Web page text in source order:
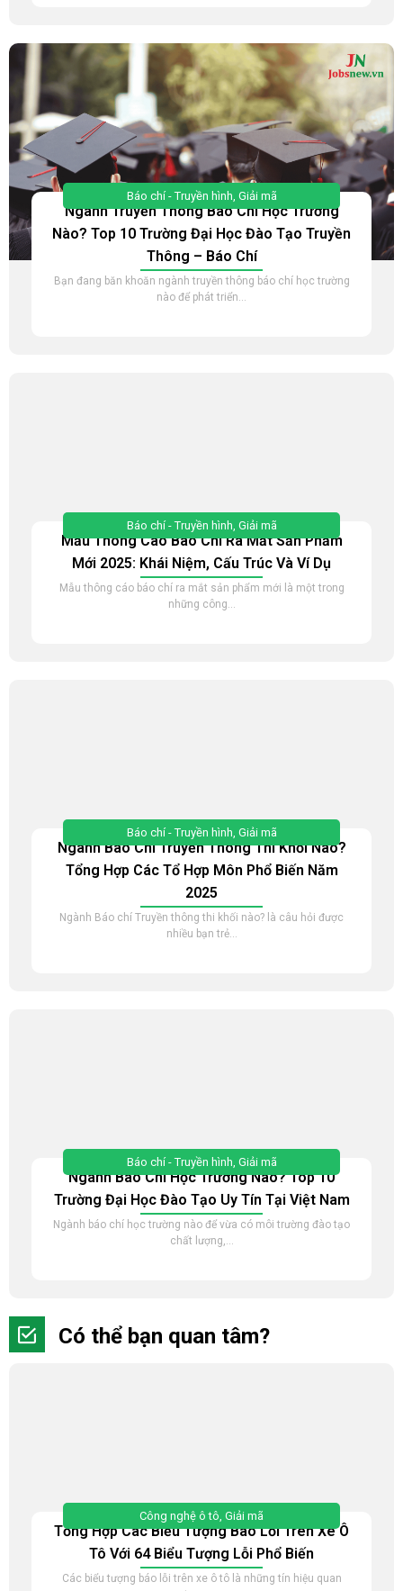
Báo chí - Truyền hình, Giải mã
Ngành Truyền Thông Báo Chí Học Trường
Nào? Top 10 Trường Đại Học Đào Tạo Truyền
Thông – Báo Chí
Bạn đang băn khoăn ngành truyền thông báo chí học trường
nào để phát triển...
Báo chí - Truyền hình, Giải mã
Mẫu Thông Cáo Báo Chí Ra Mắt Sản Phẩm
Mới 2025: Khái Niệm, Cấu Trúc Và Ví Dụ
Mẫu thông cáo báo chí ra mắt sản phẩm mới là một trong
những công...
Báo chí - Truyền hình, Giải mã
Ngành Báo Chí Truyền Thông Thi Khối Nào?
Tổng Hợp Các Tổ Hợp Môn Phổ Biến Năm
2025
Ngành Báo chí Truyền thông thi khối nào? là câu hỏi được
nhiều bạn trẻ...
Báo chí - Truyền hình, Giải mã
Ngành Báo Chí Học Trường Nào? Top 10
Trường Đại Học Đào Tạo Uy Tín Tại Việt Nam
Ngành báo chí học trường nào để vừa có môi trường đào tạo
chất lượng,...
Có thể bạn quan tâm?
Công nghệ ô tô, Giải mã
Tổng Hợp Các Biểu Tượng Báo Lỗi Trên Xe Ô
Tô Với 64 Biểu Tượng Lỗi Phổ Biến
Các biểu tượng báo lỗi trên xe ô tô là những tín hiệu quan